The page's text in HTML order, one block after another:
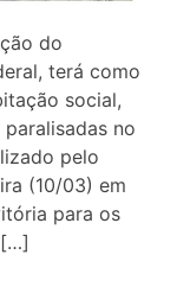
do
terá como
social,
no
pelo
(10/03) em
para os
[…]